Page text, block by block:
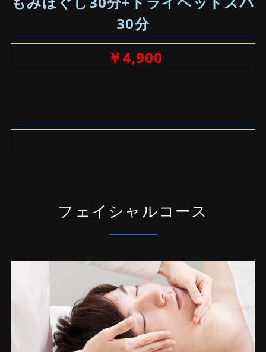
30分
￥4,900
フェイシャルコース